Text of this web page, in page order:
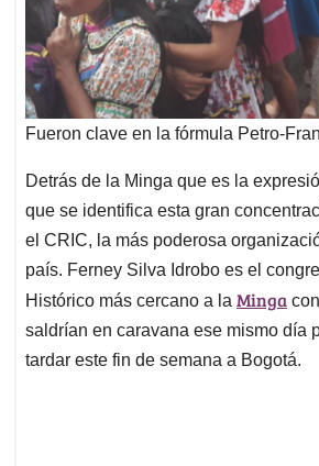
Fueron clave en la fórmula Petro-
Detrás de la Minga que es la
que se identifica esta gran
el CRIC, la más poderosa
país. Ferney Silva Idrobo es el
Histórico más cercano a la Minga
saldrían en caravana ese mismo día
tardar este fin de semana a Bogotá.